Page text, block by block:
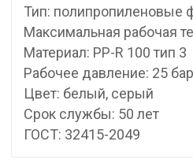
Тип: полипропиленовые
Максимальная рабочая
Материал: PP-R 100 тип 3
Рабочее давление: 25 бар
Цвет: белый, серый
Срок службы: 50 лет
ГОСТ: 32415-2049